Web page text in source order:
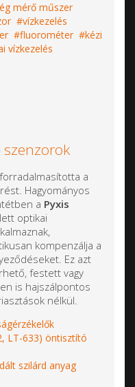
mérő műszer
vízkezelés
fluorométer
kézi
vízkezelés
szenzorok
forradalmasította a
Hagyományos
a Pyxis
optikai
kompenzálja a
Ez azt
festett vagy
is hajszálpontos
nélkül.
LT-633) öntisztító
szilárd anyag